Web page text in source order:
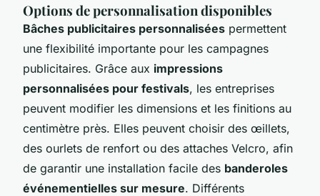
Options de personnalisation disponibles
Bâches publicitaires personnalisées permettent
une flexibilité importante pour les campagnes
publicitaires. Grâce aux impressions
personnalisées pour festivals, les entreprises
peuvent modifier les dimensions et les finitions au
centimètre près. Elles peuvent choisir des œillets,
des ourlets de renfort ou des attaches Velcro, afin
de garantir une installation facile des banderoles
événementielles sur mesure. Différents